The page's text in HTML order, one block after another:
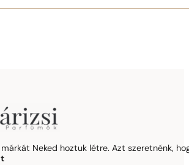
márkát Neked hoztuk létre. Azt szeretnénk,